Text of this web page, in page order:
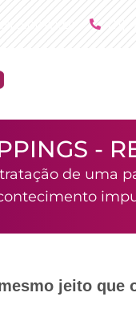
-
de uma
jeito que